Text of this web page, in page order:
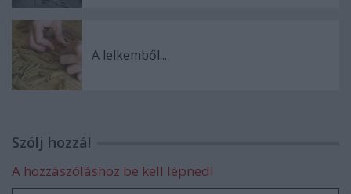
A lelkemből...
Szólj hozzá!
A hozzászóláshoz be kell lépned!